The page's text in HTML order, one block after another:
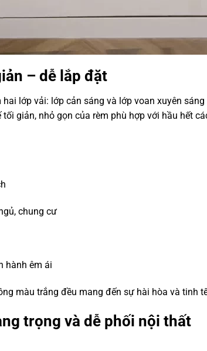
– dễ lắp đặt
lớp vải: lớp cản sáng và lớp voan xuyên
giản, nhỏ gọn của rèm phù hợp với hầu hết
chung cư
hành êm ái
màu trắng đều mang đến sự hài hòa và tinh
trọng và dễ phối nội thất